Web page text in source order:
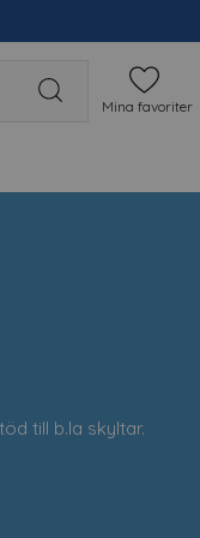
Mina favoriter
till b.la skyltar.